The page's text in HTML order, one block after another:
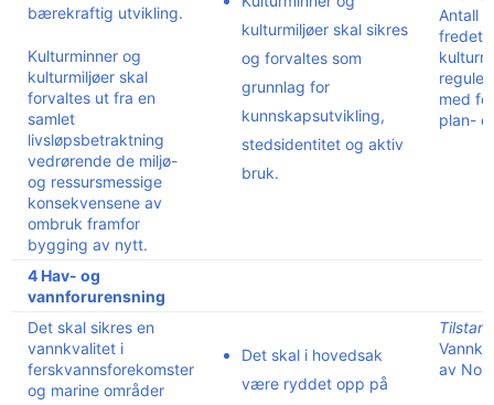
bærekraftig utvikling.
Kulturminner og
kulturmiljøer skal
forvaltes ut fra en
samlet
livsløpsbetraktning
vedrørende de miljø-
og ressursmessige
konsekvensene av
ombruk framfor
bygging av nytt.
kulturmiljøer skal sikres
og forvaltes som
grunnlag for
kunnskapsutvikling,
stedsidentitet og aktiv
bruk.
Antall
fredet
med
plan-
4 Hav- og
vannforurensning
Det skal sikres en
vannkvalitet i
ferskvannsforekomster
og marine områder
Det skal i hovedsak
være ryddet opp på
av